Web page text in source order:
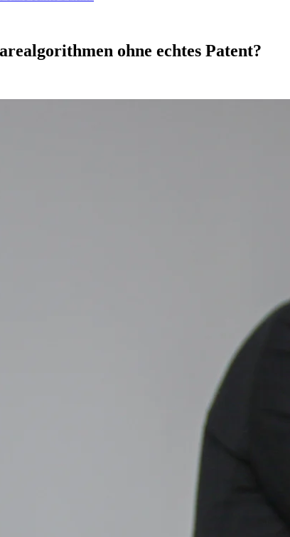
ohne echtes Patent?